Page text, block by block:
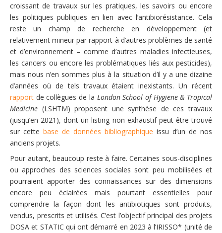
croissant de travaux sur les pratiques, les savoirs ou encore
les politiques publiques en lien avec l’antibiorésistance. Cela
reste un champ de recherche en développement (et
relativement mineur par rapport à d’autres problèmes de santé
et d’environnement – comme d’autres maladies infectieuses,
les cancers ou encore les problématiques liés aux pesticides),
mais nous n’en sommes plus à la situation d’il y a une dizaine
d’années où de tels travaux étaient inexistants. Un récent
rapport de collègues de la London School of Hygiene & Tropical
Medicine (LSHTM) proposent une synthèse de ces travaux
(jusqu’en 2021), dont un listing non exhaustif peut être trouvé
sur cette base de données bibliographique issu d’un de nos
anciens projets.
Pour autant, beaucoup reste à faire. Certaines sous-disciplines
ou approches des sciences sociales sont peu mobilisées et
pourraient apporter des connaissances sur des dimensions
encore peu éclairées mais pourtant essentielles pour
comprendre la façon dont les antibiotiques sont produits,
vendus, prescrits et utilisés. C’est l’objectif principal des projets
DOSA et STATIC qui ont démarré en 2023 à l’IRISSO* (unité de